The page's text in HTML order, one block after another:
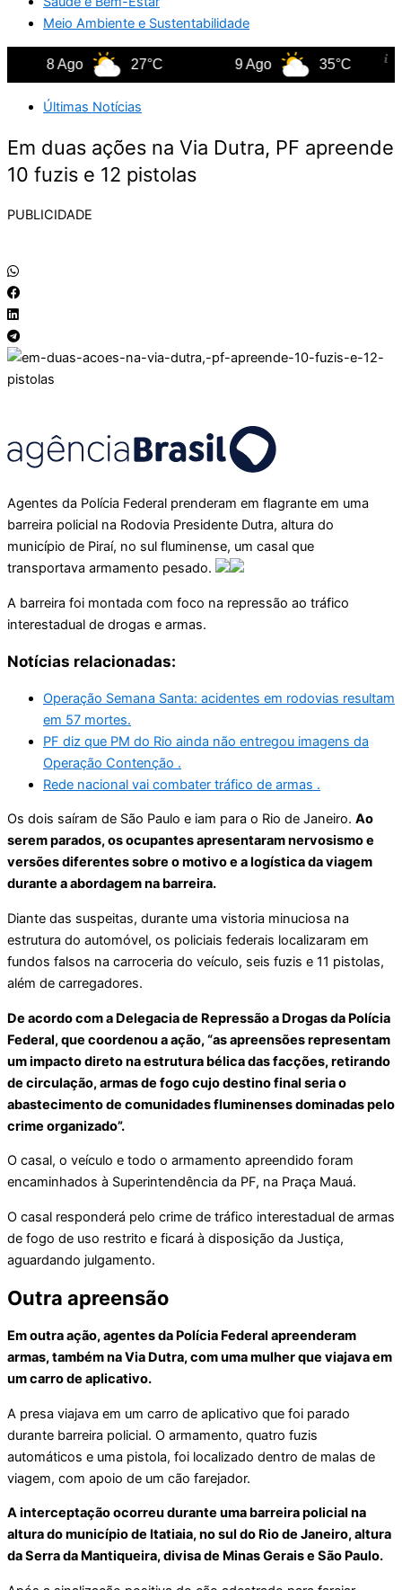
Meio Ambiente e Sustentabilidade
8 Ago 27°C 9 Ago 35°C
Últimas Notícias
Em duas ações na Via Dutra, PF apreende
10 fuzis e 12 pistolas
PUBLICIDADE
Agentes da Polícia Federal prenderam em flagrante em uma
barreira policial na Rodovia Presidente Dutra, altura do
município de Piraí, no sul fluminense, um casal que
transportava armamento pesado.
A barreira foi montada com foco na repressão ao tráfico
interestadual de drogas e armas.
Notícias relacionadas:
Operação Semana Santa: acidentes em rodovias resultam
em 57 mortes.
PF diz que PM do Rio ainda não entregou imagens da
Operação Contenção .
Rede nacional vai combater tráfico de armas .
Os dois saíram de São Paulo e iam para o Rio de Janeiro. Ao
serem parados, os ocupantes apresentaram nervosismo e
versões diferentes sobre o motivo e a logística da viagem
durante a abordagem na barreira.
Diante das suspeitas, durante uma vistoria minuciosa na
estrutura do automóvel, os policiais federais localizaram em
fundos falsos na carroceria do veículo, seis fuzis e 11 pistolas,
além de carregadores.
De acordo com a Delegacia de Repressão a Drogas da Polícia
Federal, que coordenou a ação, “as apreensões representam
um impacto direto na estrutura bélica das facções, retirando
de circulação, armas de fogo cujo destino final seria o
abastecimento de comunidades fluminenses dominadas pelo
crime organizado”.
O casal, o veículo e todo o armamento apreendido foram
encaminhados à Superintendência da PF, na Praça Mauá.
O casal responderá pelo crime de tráfico interestadual de armas
de fogo de uso restrito e ficará à disposição da Justiça,
aguardando julgamento.
Outra apreensão
Em outra ação, agentes da Polícia Federal apreenderam
armas, também na Via Dutra, com uma mulher que viajava em
um carro de aplicativo.
A presa viajava em um carro de aplicativo que foi parado
durante barreira policial. O armamento, quatro fuzis
automáticos e uma pistola, foi localizado dentro de malas de
viagem, com apoio de um cão farejador.
A interceptação ocorreu durante uma barreira policial na
altura do município de Itatiaia, no sul do Rio de Janeiro, altura
da Serra da Mantiqueira, divisa de Minas Gerais e São Paulo.